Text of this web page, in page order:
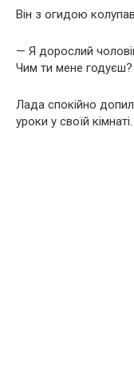
Він з огидою
— Я дорослий
Чим ти мене годуєш?
Лада спокійно
уроки у своїй